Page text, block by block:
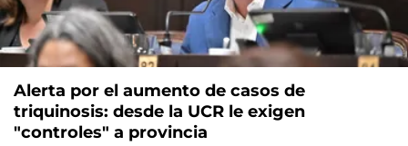
Alerta por el aumento de casos de
triquinosis: desde la UCR le exigen
"controles" a provincia